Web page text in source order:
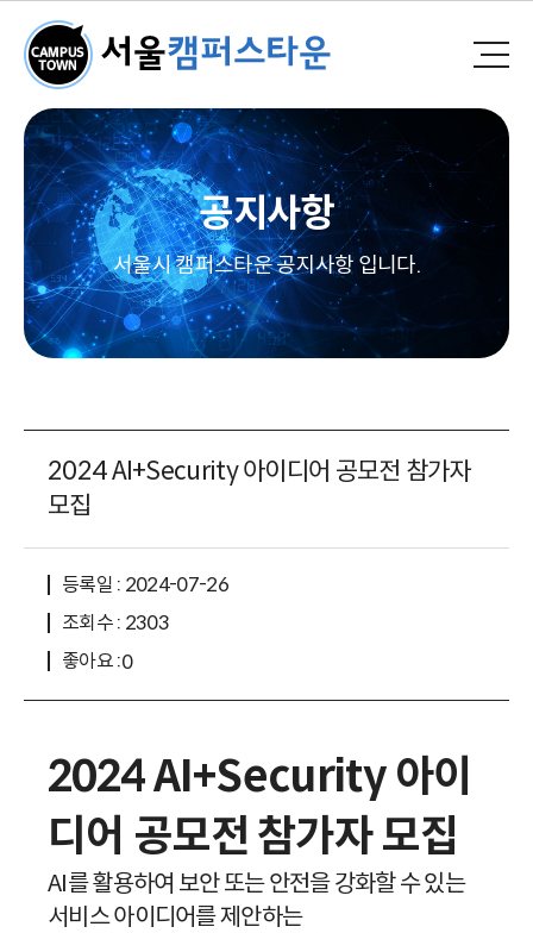
공지사항
서울시 캠퍼스타운 공지사항 입니다.
2024 AI+Security 아이디어 공모전 참가자
모집
등록일 : 2024-07-26
조회수 : 2303
좋아요 :0
2024 AI+Security 아이
디어 공모전 참가자 모집
AI를 활용하여 보안 또는 안전을 강화할 수 있는
서비스 아이디어를 제안하는